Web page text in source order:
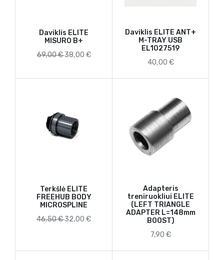
Daviklis ELITE
MISURO B+
69,00 €38,00 €
Daviklis ELITE ANT+
M-TRAY USB
EL1027519
40,00 €
Terkšlė ELITE
FREEHUB BODY
MICROSPLINE
46,50 €32,00 €
Adapteris
treniruokliui ELITE
(LEFT TRIANGLE
ADAPTER L=148mm
BOOST)
7,90 €